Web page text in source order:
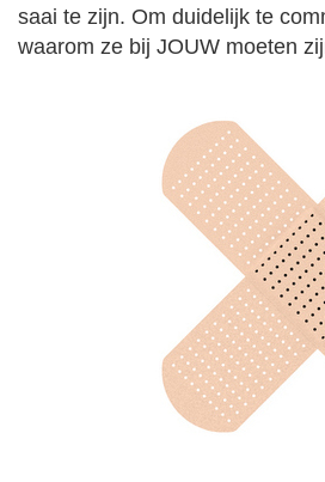
saai te zijn. Om duidelijk te
waarom ze bij JOUW moeten